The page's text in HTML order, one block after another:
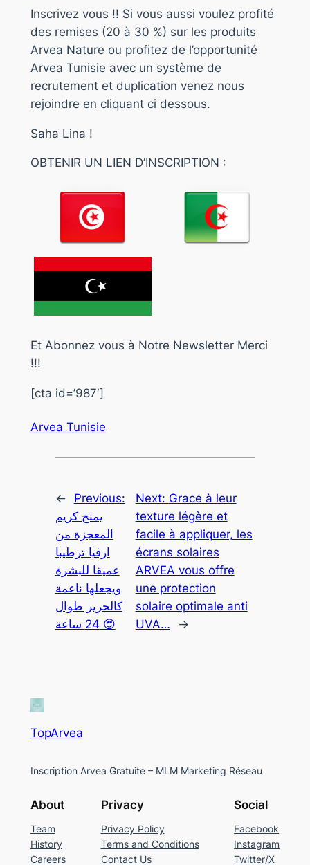
Inscrivez vous !! Si vous aussi voulez profité
des remises (20 à 30 %) sur les produits
Arvea Nature ou profitez de l’opportunité
Arvea Tunisie avec un système de
recrutement et duplication venez nous
rejoindre en cliquant ci dessous.
Saha Lina !
OBTENIR UN LIEN D’INSCRIPTION :
Et Abonnez vous à Notre Newsletter Merci
!!!
[cta id=’987′]
Arvea Tunisie
←
Previous:
يمنح كريم
المعجزة من
ارفيا ترطيبا
عميقا للبشرة
ويجعلها ناعمة
كالحرير طوال
24 ساعة 😍
Next: Grace à leur
texture légère et
facile à appliquer, les
écrans solaires
ARVEA vous offre
une protection
solaire optimale anti
UVA…
→
TopArvea
Inscription Arvea Gratuite – MLM Marketing Réseau
About
Team
History
Careers
Privacy
Privacy Policy
Terms and Conditions
Contact Us
Social
Facebook
Instagram
Twitter/X